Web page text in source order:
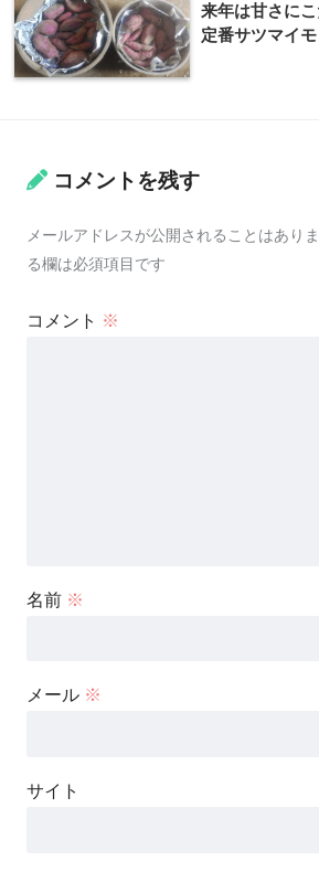
来年は甘さに
定番サツマイモ
コメントを残す
メールアドレスが公開されることはありま
る欄は必須項目です
コメント ※
名前 ※
メール ※
サイト